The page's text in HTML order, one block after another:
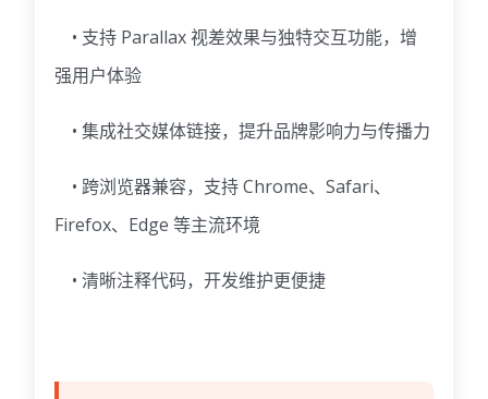
• 支持 Parallax 视差效果与独特交互功能，增
强用户体验
• 集成社交媒体链接，提升品牌影响力与传播力
• 跨浏览器兼容，支持 Chrome、Safari、
Firefox、Edge 等主流环境
• 清晰注释代码，开发维护更便捷